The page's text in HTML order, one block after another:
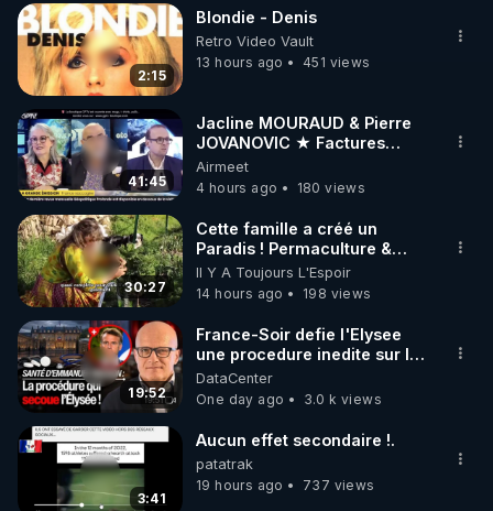
▶ 30 jours gratuit sur l’application de méditation et
de bien-être ENVOL :
Rendez-vous sur https://www.envol.app/code
le code : REGENERE
2:15
Blondie - Denis
Retro Video Vault
13 hours ago
451 views
41:45
Jacline MOURAUD & Pierre
JOVANOVIC ★ Factures
Impayées : Où Est Passé Le
Pognon ?
Airmeet
4 hours ago
180 views
30:27
Cette famille a créé un
Paradis ! Permaculture &
Autonomie
Il Y A Toujours L'Espoir
14 hours ago
198 views
19:52
France-Soir defie l'Elysee
une procedure inedite sur la
sante du president - Nexus
DataCenter
One day ago
3.0 k views
3:41
Aucun effet secondaire !.
patatrak
19 hours ago
737 views